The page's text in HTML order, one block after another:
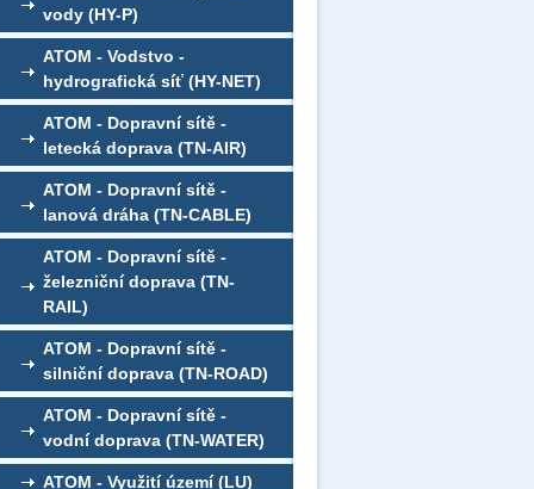
vody (HY-P)
ATOM - Vodstvo -
hydrografická síť (HY-NET)
ATOM - Dopravní sítě -
letecká doprava (TN-AIR)
ATOM - Dopravní sítě -
lanová dráha (TN-CABLE)
ATOM - Dopravní sítě -
železniční doprava (TN-
RAIL)
ATOM - Dopravní sítě -
silniční doprava (TN-ROAD)
ATOM - Dopravní sítě -
vodní doprava (TN-WATER)
ATOM - Využití území (LU)